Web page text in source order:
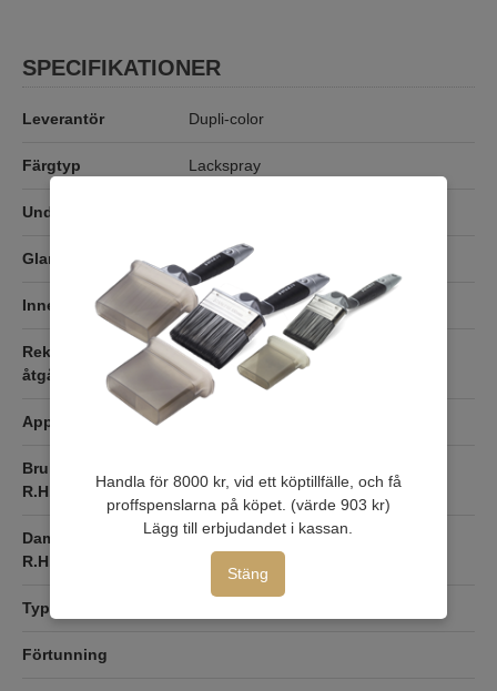
SPECIFIKATIONER
Leverantör Dupli-color
Färgtyp Lackspray
Underlag
Glans Blank
Inne/Ute Inomhus & Utomhus
Rekomenderad
åtgång
Applicering
Brukstorr (23C, 50%
R.H.)
Dammtorr (23C, 50%
R.H.)
5-10 minuter
Typ
Förtunning
Handla för 8000 kr, vid ett köptillfälle, och få
proffspenslarna på köpet. (värde 903 kr)
Lägg till erbjudandet i kassan.
Stäng